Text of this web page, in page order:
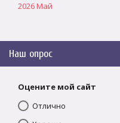
2026 Май
Наш опрос
Оцените мой сайт
Отлично